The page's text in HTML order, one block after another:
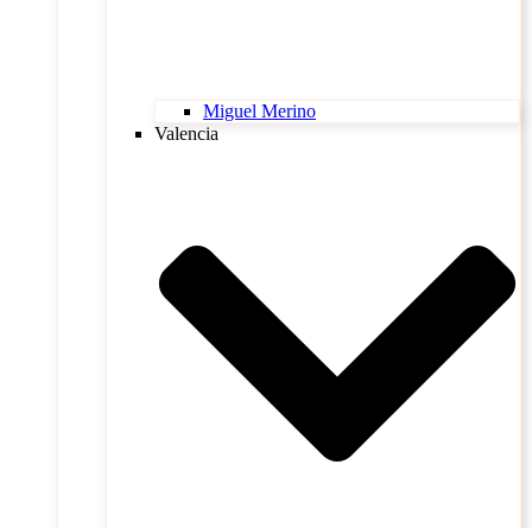
Miguel Merino
Valencia